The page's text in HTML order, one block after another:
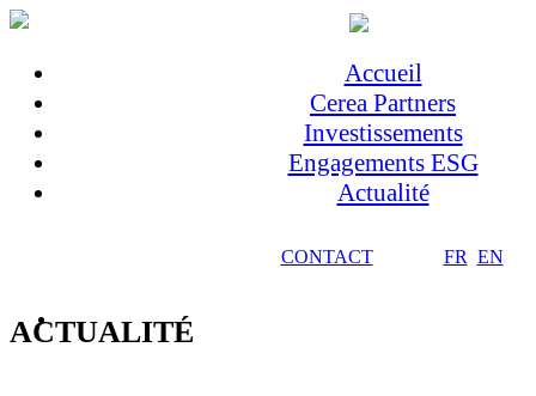
Accueil
Cerea Partners
Investissements
Engagements ESG
Actualité
CONTACT FR EN
ACTUALITÉ